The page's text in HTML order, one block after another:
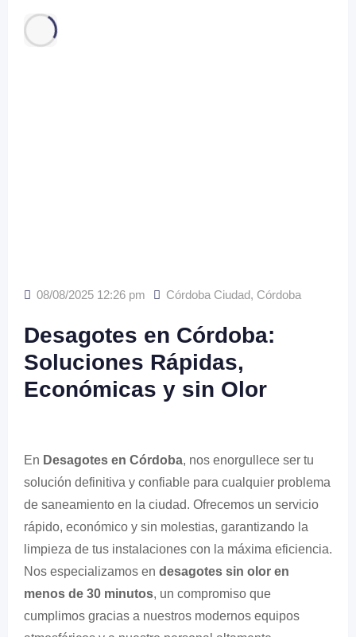
08/08/2025 12:26 pm Córdoba Ciudad, Córdoba
Desagotes en Córdoba:
Soluciones Rápidas,
Económicas y sin Olor
En Desagotes en Córdoba, nos enorgullece ser tu
solución definitiva y confiable para cualquier problema
de saneamiento en la ciudad. Ofrecemos un servicio
rápido, económico y sin molestias, garantizando la
limpieza de tus instalaciones con la máxima eficiencia.
Nos especializamos en desagotes sin olor en
menos de 30 minutos, un compromiso que
cumplimos gracias a nuestros modernos equipos